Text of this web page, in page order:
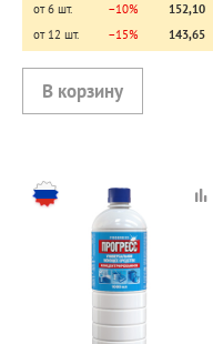
от 6 шт.
−10%
152,10
от 12 шт.
−15% 143,65